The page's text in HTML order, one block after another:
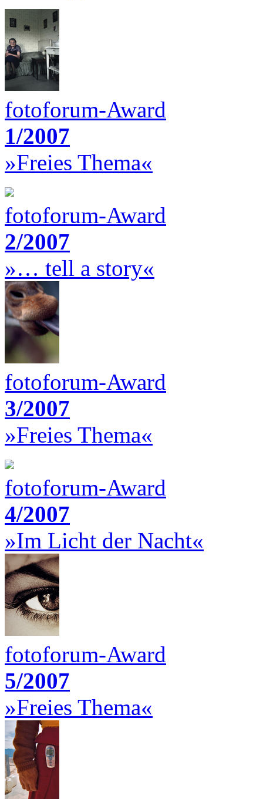
fotoforum-Award
1/2007
»Freies Thema«
fotoforum-Award
2/2007
»… tell a story«
fotoforum-Award
3/2007
»Freies Thema«
fotoforum-Award
4/2007
»Im Licht der Nacht«
fotoforum-Award
5/2007
»Freies Thema«